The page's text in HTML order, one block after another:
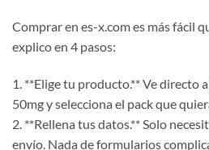
Comprar en es-x.com es más fácil
explico en 4 pasos:
1. **Elige tu producto.** Ve directo
50mg y selecciona el pack que
2. **Rellena tus datos.** Solo
envío. Nada de formularios